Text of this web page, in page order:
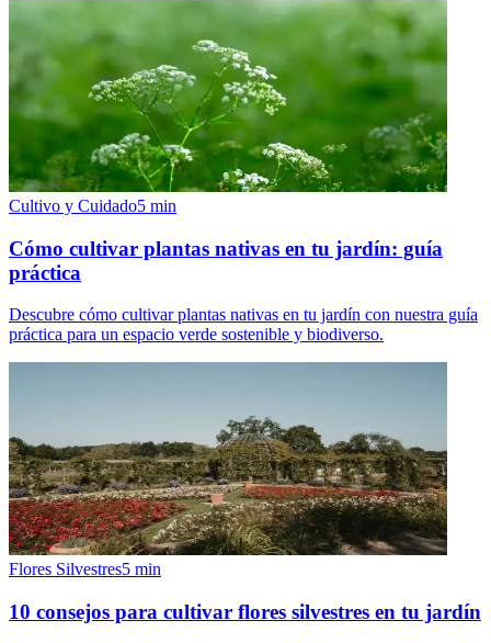
Cultivo y Cuidado5 min
Cómo cultivar plantas nativas en tu jardín: guía
práctica
Descubre cómo cultivar plantas nativas en tu jardín con nuestra guía
práctica para un espacio verde sostenible y biodiverso.
Flores Silvestres5 min
10 consejos para cultivar flores silvestres en tu jardín